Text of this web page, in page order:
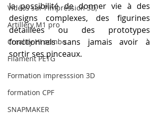
Vidéos sur l'impression 3D,
Artillery M1 pro
Creality HI combo
Filament PETG
Formation impresssion 3D
formation CPF
SNAPMAKER
la possibilité de donner vie à des
designs complexes, des figurines
détaillées ou des prototypes
fonctionnels sans jamais avoir à
sortir ses pinceaux.